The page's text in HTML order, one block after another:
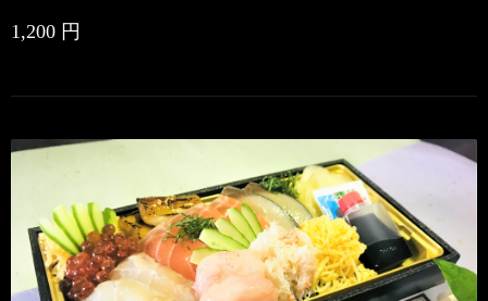
1,200 円